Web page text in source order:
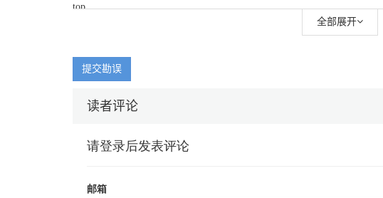
top
time
sample
基本分析
数据挖掘II：Pruning
dtrace（dynamic tracing，动态跟踪）
全部展开
提交勘误
读者评论